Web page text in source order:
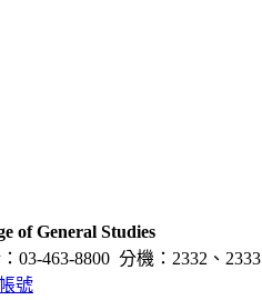
of General Studies
03-463-8800 分機：2332、2333
號